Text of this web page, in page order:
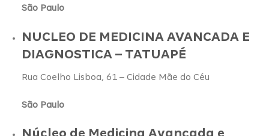
São Paulo
NUCLEO DE MEDICINA AVANCADA E
DIAGNOSTICA – TATUAPÉ
Rua Coelho Lisboa, 61 – Cidade Mãe do Céu
São Paulo